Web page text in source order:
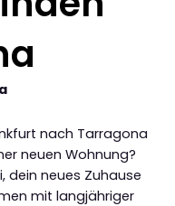
nach Tarragona
neuen Wohnung?
dein neues Zuhause
mit langjähriger